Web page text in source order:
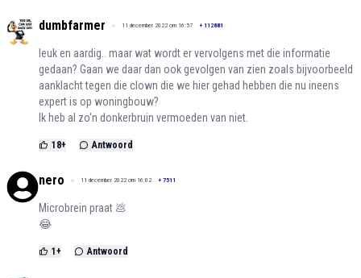
dumbfarmer 11 december 2022 om 16:57 + 112881
leuk en aardig.. maar wat wordt er vervolgens met die informatie
gedaan? Gaan we daar dan ook gevolgen van zien zoals bijvoorbeeld
aanklacht tegen die clown die we hier gehad hebben die nu ineens
expert is op woningbouw?
Ik heb al zo'n donkerbruin vermoeden van niet.
18+ Antwoord
nero 11 december 2022 om 16:02 + 7511
Microbrein praat 💩
😂
1 + Antwoord